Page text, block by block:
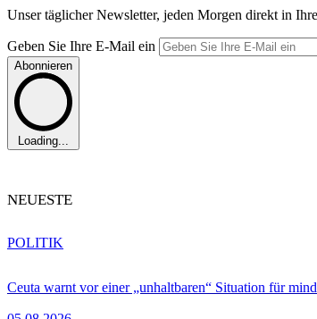
Unser täglicher Newsletter, jeden Morgen direkt in
Geben Sie Ihre E-Mail ein
Abonnieren
Loading...
NEUESTE
Ceuta warnt vor einer „unhaltbaren“ Situation für
POLITIK